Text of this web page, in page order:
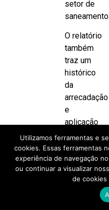
setor de
saneamento.
O relatório
também
traz um
histórico
da
arrecadação
e
aplicação
dos
recursos
da
cobrança
entre 2013
Utilizamos ferramentas e
cookies. Essas ferramentas
experiência de navegação
ou continuar a visualizar
de cookies